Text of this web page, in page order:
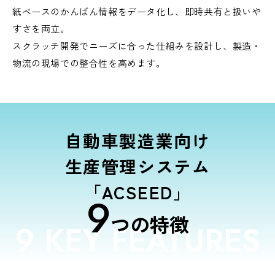
紙ベースのかんばん情報をデータ化し、即時共有と扱いや
すさを両立。
スクラッチ開発でニーズに合った仕組みを設計し、製造・
物流の現場での整合性を高めます。
自動車製造業向け
生産管理システム
「ACSEED」
9つの特徴
9 KEY FEATURES